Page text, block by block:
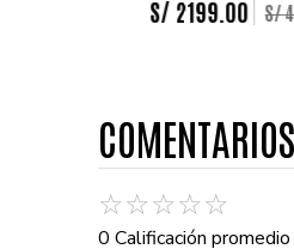
S/ 2199.00 S/
COMENTARIOS
☆☆☆☆☆
0 Calificación promedio